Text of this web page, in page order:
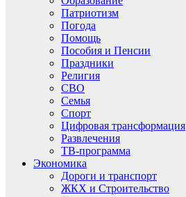
Патриотизм
Погода
Помощь
Пособия и Пенсии
Праздники
Религия
СВО
Семья
Спорт
Цифровая трансформация
Развлечения
ТВ-программа
Экономика
Дороги и транспорт
ЖКХ и Строительство